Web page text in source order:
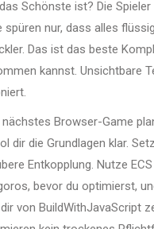
Schönste ist? Die
spüren nur, dass alles
Das ist das beste
kannst. Unsichtbare
Browser-Game
dir die Grundlagen klar.
Entkopplung. Nutze
bevor du optimierst,
von BuildWithJavaScript